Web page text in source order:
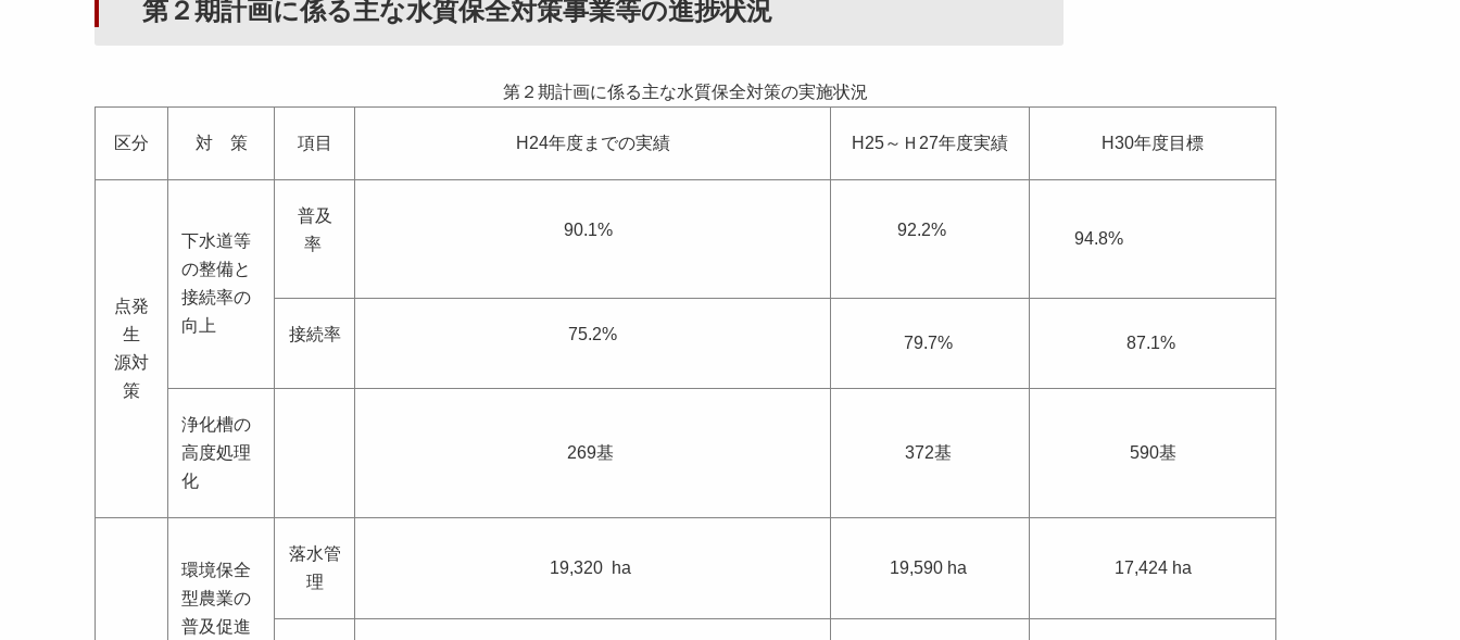
第２期計画に係る主な水質保全対策事業等の進捗状況
第２期計画に係る主な水質保全対策の実施状況
区分 対 策 項目 H24年度までの実績 H25～Ｈ27年度実績 H30年度目標
点発
生
源対
策
下水道等
の整備と
接続率の
向上
普及
率
90.1% 92.2% 94.8%
接続率 75.2% 79.7% 87.1%
浄化槽の
高度処理
化
269基 372基 590基
環境保全
型農業の
普及促進
落水管
理
19,320 ha 19,590 ha 17,424 ha